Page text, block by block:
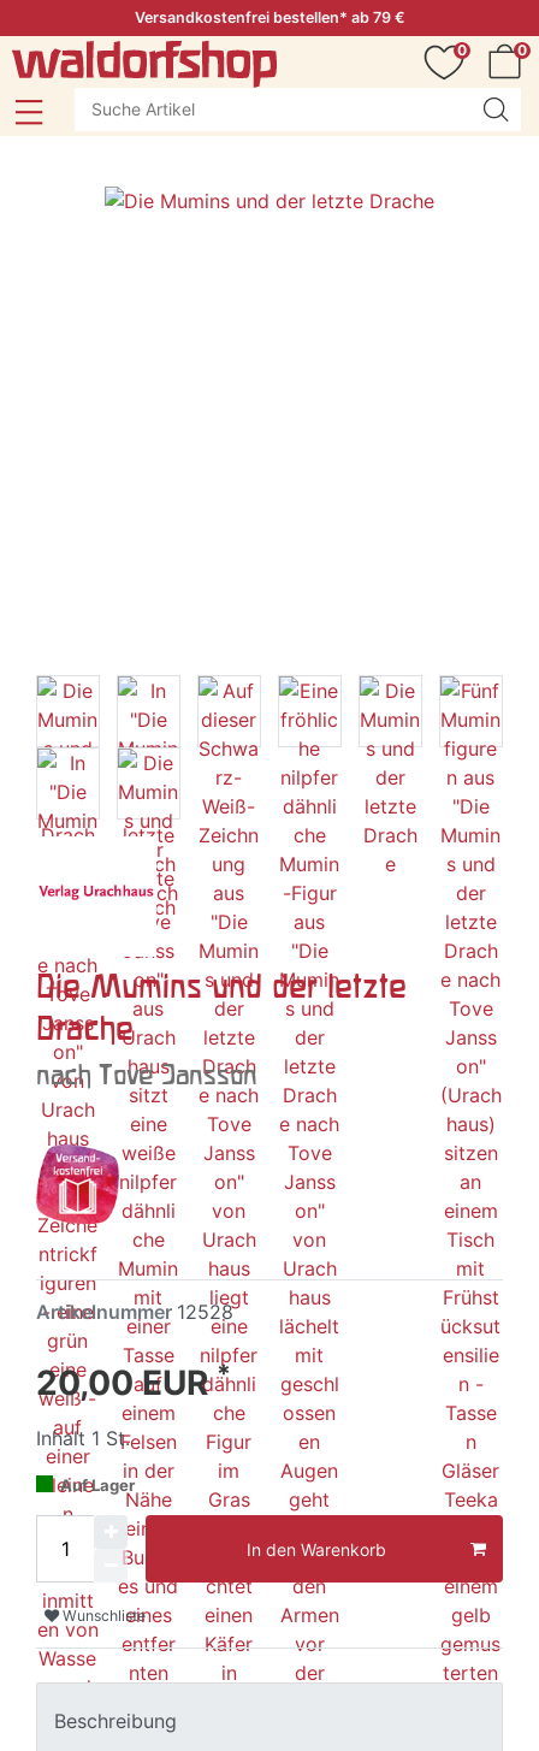
Versandkostenfrei bestellen* ab 79 €
0
0
Die Mumins und der letzte
Drache
nach Tove Jansson
Artikelnummer 12528
20,00 EUR*
Inhalt 1 St.
Auf Lager
In den Warenkorb
Wunschliste
Beschreibung